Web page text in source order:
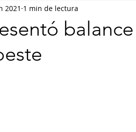
Salud Opinión
y sociedad
2021 1 min de lectura